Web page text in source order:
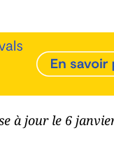
à jour le 6